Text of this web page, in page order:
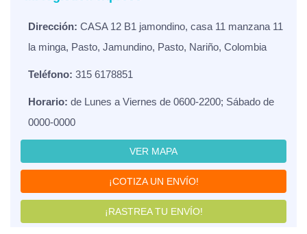
Dirección: CASA 12 B1 jamondino, casa 11 manzana 11
la minga, Pasto, Jamundino, Pasto, Nariño, Colombia
Teléfono: 315 6178851
Horario: de Lunes a Viernes de 0600-2200; Sábado de
0000-0000
VER MAPA
¡COTIZA UN ENVÍO!
¡RASTREA TU ENVÍO!